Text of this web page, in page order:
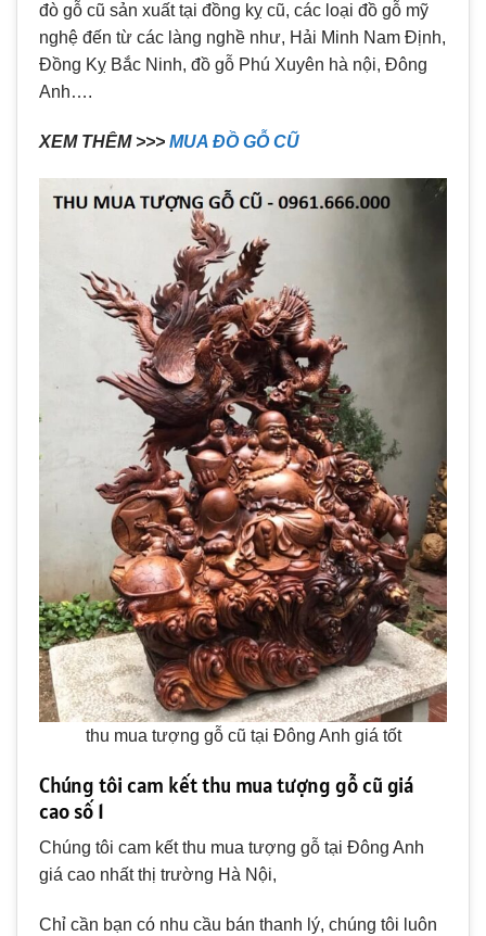
đò gỗ cũ sản xuất tại đồng kỵ cũ, các loại đồ gỗ mỹ
nghệ đến từ các làng nghề như, Hải Minh Nam Định,
Đồng Kỵ Bắc Ninh, đồ gỗ Phú Xuyên hà nội, Đông
Anh….
XEM THÊM >>> MUA ĐỒ GỖ CŨ
thu mua tượng gỗ cũ tại Đông Anh giá tốt
Chúng tôi cam kết thu mua tượng gỗ cũ giá
cao số 1
Chúng tôi cam kết thu mua tượng gỗ tại Đông Anh
giá cao nhất thị trường Hà Nội,
Chỉ cần bạn có nhu cầu bán thanh lý, chúng tôi luôn